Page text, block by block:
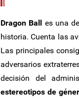
Dragon Ball es una
historia. Cuenta las
Las principales
adversarios
decisión del
estereotipos de